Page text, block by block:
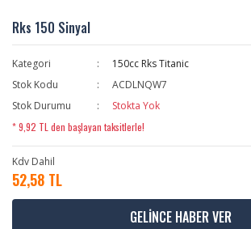
Rks 150 Sinyal
Kategori
150cc Rks Titanic
Stok Kodu
ACDLNQW7
Stok Durumu
Stokta Yok
* 9,92 TL den başlayan taksitlerle!
Kdv Dahil
52,58 TL
GELİNCE HABER VER